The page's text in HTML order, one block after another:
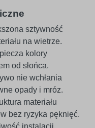
sztywność
na wietrze.
kolory
od słońca.
nie wchłania
opady i mróz.
materiału
bez ryzyka pęknięć.